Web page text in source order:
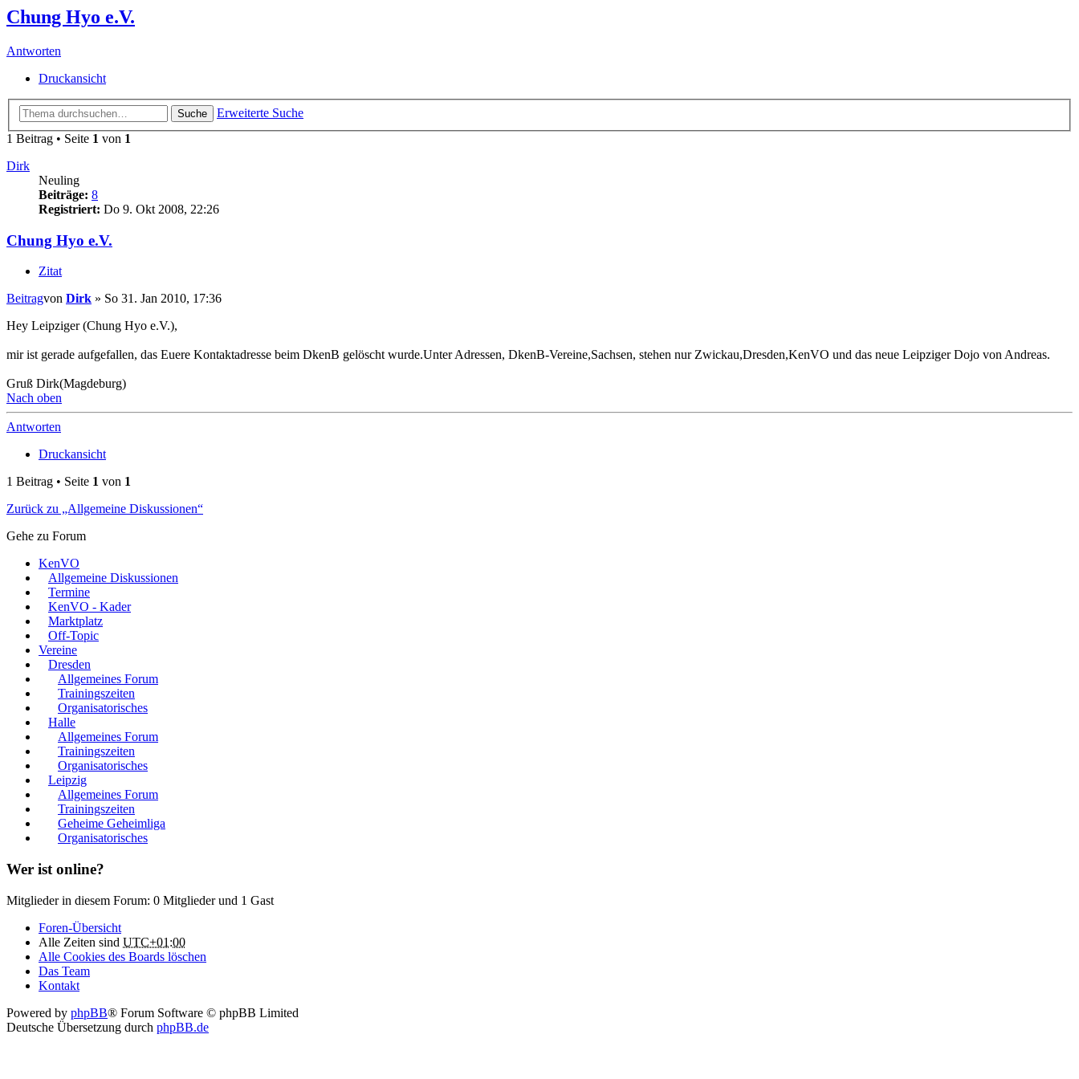
Chung Hyo e.V.
Antworten
Druckansicht
Suche
Erweiterte Suche
1 Beitrag • Seite 1 von 1
Dirk
Neuling
Beiträge: 8
Registriert: Do 9. Okt 2008, 22:26
Chung Hyo e.V.
Zitat
Beitragvon Dirk » So 31. Jan 2010, 17:36
Hey Leipziger (Chung Hyo e.V.),
mir ist gerade aufgefallen, das Euere Kontaktadresse beim DkenB gelöscht wurde.Unter Adressen, DkenB-Vereine,Sachsen, stehen nur Zwickau,Dresden,KenVO und das neue Leipziger Dojo von Andreas.
Gruß Dirk(Magdeburg)
Nach oben
Antworten
Druckansicht
1 Beitrag • Seite 1 von 1
Zurück zu „Allgemeine Diskussionen“
Gehe zu Forum
KenVO
Allgemeine Diskussionen
Termine
KenVO - Kader
Marktplatz
Off-Topic
Vereine
Dresden
Allgemeines Forum
Trainingszeiten
Organisatorisches
Halle
Allgemeines Forum
Trainingszeiten
Organisatorisches
Leipzig
Allgemeines Forum
Trainingszeiten
Geheime Geheimliga
Organisatorisches
Wer ist online?
Mitglieder in diesem Forum: 0 Mitglieder und 1 Gast
Foren-Übersicht
Alle Zeiten sind UTC+01:00
Alle Cookies des Boards löschen
Das Team
Kontakt
Powered by phpBB® Forum Software © phpBB Limited
Deutsche Übersetzung durch phpBB.de